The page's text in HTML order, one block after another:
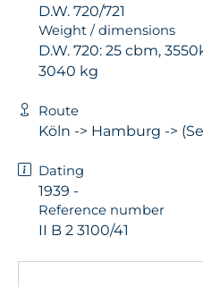
D.W. 720/721
Weight / dimensions
D.W. 720: 25 cbm,
3040 kg
Route
Köln -> Hamburg ->
Dating
1939 -
Reference number
II B 2 3100/41